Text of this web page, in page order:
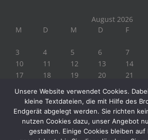
August 2026
M
D M D F
3
4 5 6 7
10
11 12 13 14
17
18 19 20 21
« Juli
Unsere Website verwendet Cookies.
kleine Textdateien, die mit Hilfe des
Endgerät abgelegt werden. Sie richten
nutzen Cookies dazu, unser Angebot
gestalten. Einige Cookies bleiben auf